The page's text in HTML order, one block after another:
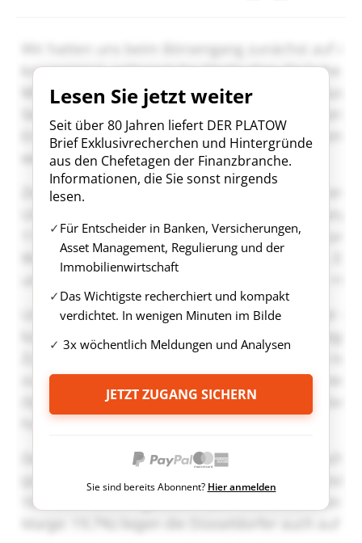
Lesen Sie jetzt weiter
Seit über 80 Jahren liefert DER PLATOW
Brief Exklusivrecherchen und Hintergründe
aus den Chefetagen der Finanzbranche.
Informationen, die Sie sonst nirgends
lesen.
Für Entscheider in Banken, Versicherungen,
Asset Management, Regulierung und der
Immobilienwirtschaft
Das Wichtigste recherchiert und kompakt
verdichtet. In wenigen Minuten im Bilde
3x wöchentlich Meldungen und Analysen
JETZT ZUGANG SICHERN
Sie sind bereits Abonnent? Hier anmelden